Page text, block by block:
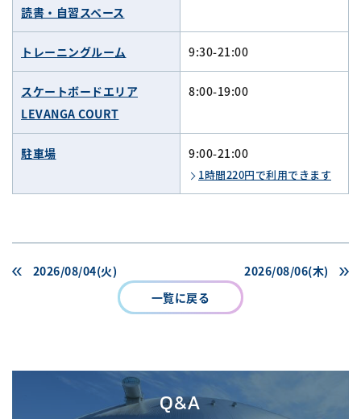
読書・自習スペース
トレーニングルーム 9:30-21:00
スケートボードエリア
LEVANGA COURT
8:00-19:00
駐車場 9:00-21:00
1時間220円で利用できます
2026/08/04(火)
一覧に戻る
2026/08/06(木)
Q&A